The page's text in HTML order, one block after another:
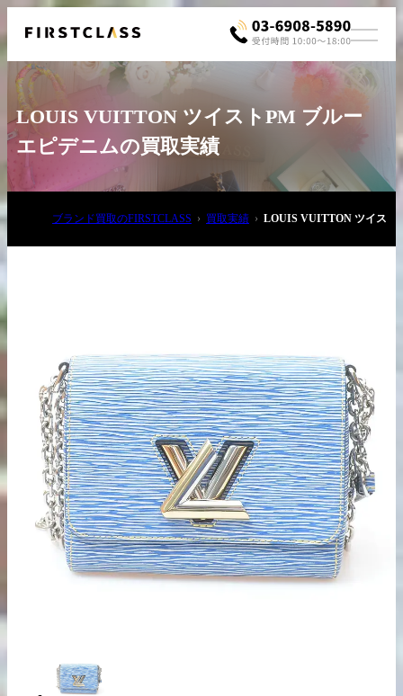
出張買取の
お申込み
宅配買取の
お申込み
LOUIS VUITTON ツイストPM ブルー
エピデニムの買取実績
ブランド買取のFIRSTCLASS 買取実績 LOUIS VUITTON ツイスト